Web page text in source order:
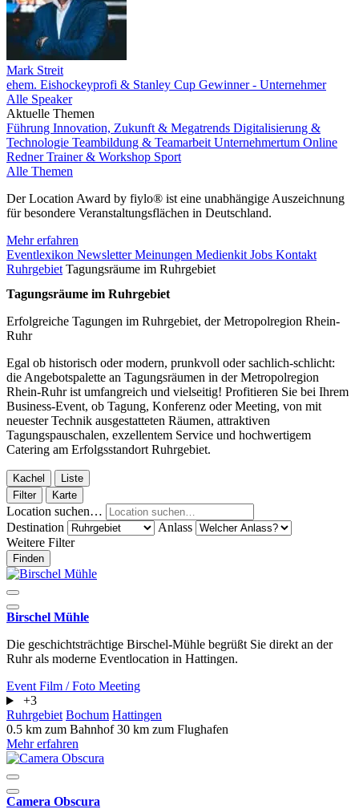
Mark Streit
ehem. Eishockeyprofi & Stanley Cup Gewinner - Unternehmer
Alle Speaker
Aktuelle Themen
Führung Innovation, Zukunft & Megatrends Digitalisierung &
Technologie Teambildung & Teamarbeit Unternehmertum Online
RednerTrainer & Workshop Sport
Alle Themen
Der Location Award by fiylo® ist eine unabhängige Auszeichnung
für besondere Veranstaltungsflächen in Deutschland.
Mehr erfahren
Eventlexikon NewsletterMeinungen Medienkit Jobs Kontakt
Ruhrgebiet Tagungsräume im Ruhrgebiet
Tagungsräume im Ruhrgebiet
Erfolgreiche Tagungen im Ruhrgebiet, der Metropolregion Rhein-
Ruhr
Egal ob historisch oder modern, prunkvoll oder sachlich-schlicht:
die Angebotspalette an Tagungsräumen in der Metropolregion
Rhein-Ruhr ist umfangreich und vielseitig! Profitieren Sie bei Ihrem
Business-Event, ob Tagung, Konferenz oder Meeting, von mit
neuester Technik ausgestatteten Räumen, attraktiven
Tagungspauschalen, exzellentem Service und hochwertigem
Catering am Erfolgsstandort Ruhrgebiet.
Kachel
Liste
Filter
Karte
Location suchen…
Destination
Anlass
Weitere Filter
Finden
Birschel Mühle
Die geschichtsträchtige Birschel-Mühle begrüßt Sie direkt an der
Ruhr als moderne Eventlocation in Hattingen.
Event Film / Foto Meeting
+3
Ruhrgebiet Bochum Hattingen
0.5 km zum Bahnhof30 km zum Flughafen
Mehr erfahren
Camera Obscura